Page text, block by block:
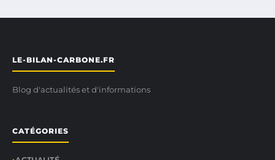
LE-BILAN-CARBONE.FR
Blog d'actualités et d'informations
CATÉGORIES